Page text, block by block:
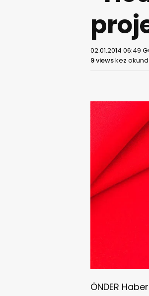
02.01.2014 06:49
9 viewskez
ÖNDER